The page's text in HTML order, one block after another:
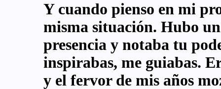
Y cuando pienso en mi
misma situación. Hubo
presencia y notaba tu
inspirabas, me guiabas.
y el fervor de mis años